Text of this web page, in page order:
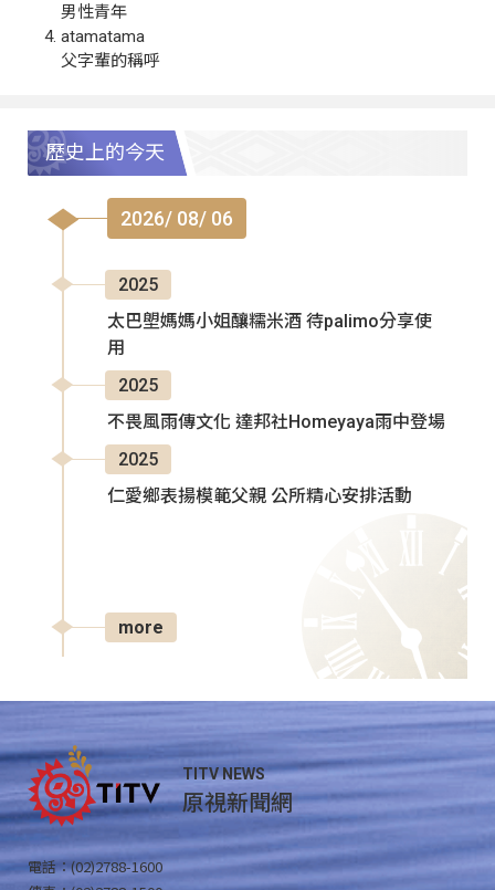
男性青年
atamatama
父字輩的稱呼
歷史上的今天
2026/ 08/ 06
2025
太巴塱媽媽小姐釀糯米酒 待palimo分享使
用
2025
不畏風雨傳文化 達邦社Homeyaya雨中登場
2025
仁愛鄉表揚模範父親 公所精心安排活動
more
TITV NEWS
原視新聞網
電話：(02)2788-1600